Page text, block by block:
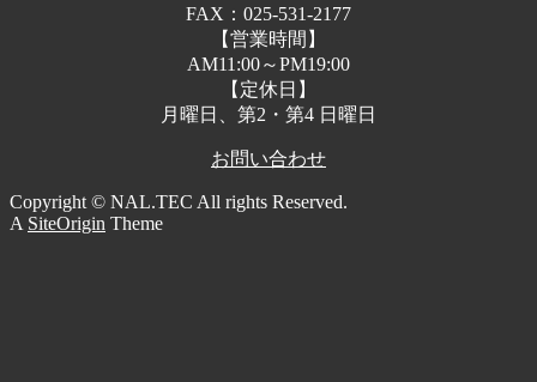
FAX：025-531-2177
【営業時間】
AM11:00～PM19:00
【定休日】
月曜日、第2・第4 日曜日
お問い合わせ
Copyright © NAL.TEC All rights Reserved.
A SiteOrigin Theme